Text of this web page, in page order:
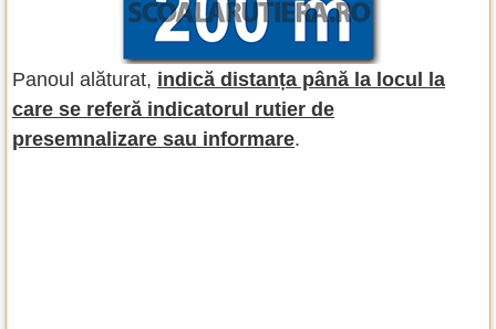
Panoul alăturat, indică distanța până la locul la
care se referă indicatorul rutier de
presemnalizare sau informare.